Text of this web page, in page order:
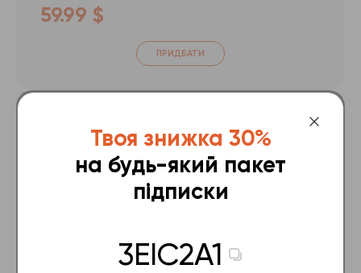
59.99 $
ПРИДБАТИ
Базовий
Усі відеокурси на 6 місяців
Тестування з 16 курсів
Твоя знижка 30%
на будь-який пакет
підписки
3EIC2A1